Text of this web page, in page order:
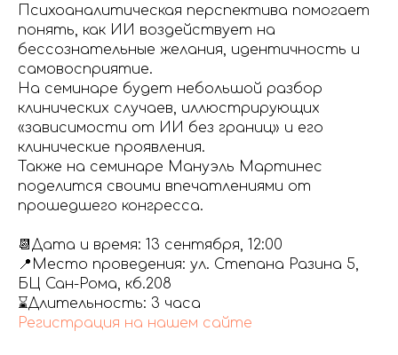
Психоаналитическая перспектива помогает
понять, как ИИ воздействует на
бессознательные желания, идентичность и
самовосприятие.
На семинаре будет небольшой разбор
клинических случаев, иллюстрирующих
«зависимости от ИИ без границ» и его
клинические проявления.
Также на семинаре Мануэль Мартинес
поделится своими впечатлениями от
прошедшего конгресса.
📆Дата и время: 13 сентября, 12:00
📍Место проведения: ул. Степана Разина 5,
БЦ Сан-Рома, кб.208
⌛️Длительность: 3 часа
Регистрация на нашем сайте